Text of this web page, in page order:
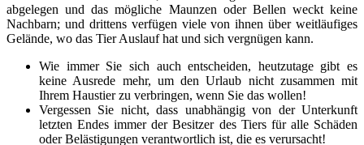
abgelegen und das mögliche Maunzen oder Bellen weckt keine
Nachbarn; und drittens verfügen viele von ihnen über weitläufiges
Gelände, wo das Tier Auslauf hat und sich vergnügen kann.
Wie immer Sie sich auch entscheiden, heutzutage gibt es
keine Ausrede mehr, um den Urlaub nicht zusammen mit
Ihrem Haustier zu verbringen, wenn Sie das wollen!
Vergessen Sie nicht, dass unabhängig von der Unterkunft
letzten Endes immer der Besitzer des Tiers für alle Schäden
oder Belästigungen verantwortlich ist, die es verursacht!